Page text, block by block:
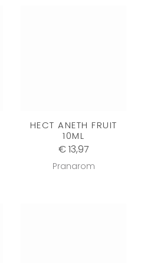
HECT ANETH FRUIT
10ML
€ 13,97
Pranarom